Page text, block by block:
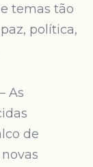
temas tão
política,
As
de